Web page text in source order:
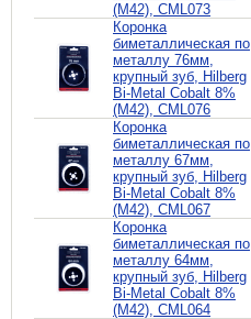
(М42), CML073
Коронка
биметаллическая по
металлу 76мм,
крупный зуб, Hilberg
Bi-Metal Cobalt 8%
(М42), CML076
Коронка
биметаллическая по
металлу 67мм,
крупный зуб, Hilberg
Bi-Metal Cobalt 8%
(М42), CML067
Коронка
биметаллическая по
металлу 64мм,
крупный зуб, Hilberg
Bi-Metal Cobalt 8%
(М42), CML064